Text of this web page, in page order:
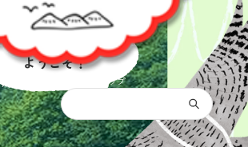
都庁総合トップ
里山へ
ようこそ！